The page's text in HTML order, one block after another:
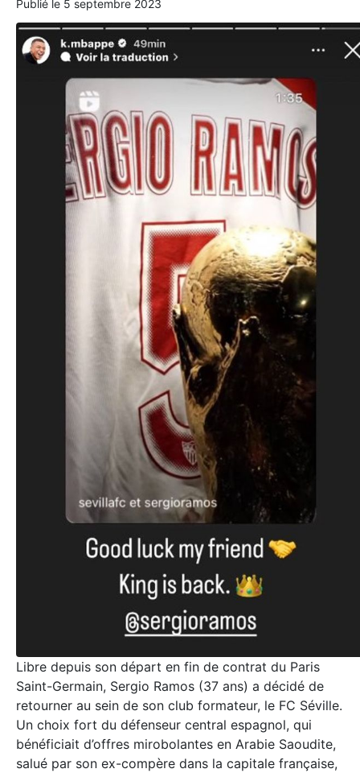
Publié le 5 septembre 2023
Libre depuis son départ en fin de contrat du Paris
Saint-Germain, Sergio Ramos (37 ans) a décidé de
retourner au sein de son club formateur, le FC Séville.
Un choix fort du défenseur central espagnol, qui
bénéficiait d’offres mirobolantes en Arabie Saoudite,
salué par son ex-compère dans la capitale française,